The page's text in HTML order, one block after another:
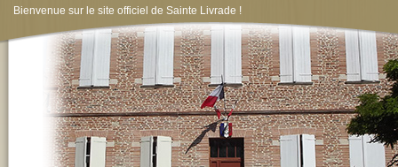
Bienvenue sur le site officiel de Sainte Livrade !